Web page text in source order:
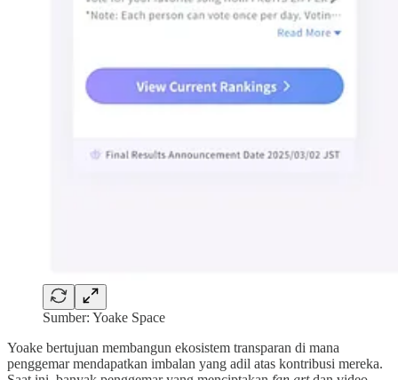
Sumber: Yoake Space
Yoake bertujuan membangun ekosistem transparan di mana
penggemar mendapatkan imbalan yang adil atas kontribusi mereka.